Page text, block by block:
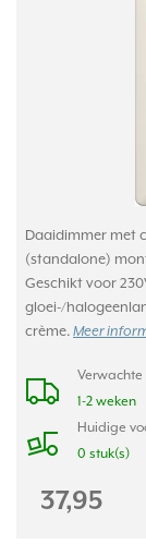
Daaidimmer met
(standalone)
Geschikt voor
gloei-/
crème. Meer
1-2 weken
Huidige
0 stuk(s)
37,95